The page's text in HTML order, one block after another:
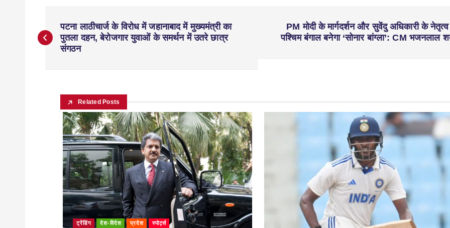
पटना लाठीचार्ज के विरोध में जहानाबाद में मुख्यमंत्री का
पुतला दहन, बेरोजगार युवाओं के समर्थन में उतरे छात्र
संगठन
PM मोदी के मार्गदर्शन और सुवेंदु अधिकारी के
पश्चिम बंगाल बनेगा ‘सोनार बांग्ला’: CM भजनलाल
Related Posts
ट्रेंडिंग देश-विदेश प्रदेश स्पोर्ट्स